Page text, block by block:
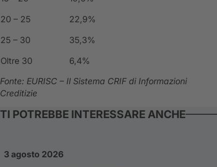
20 – 25 22,9%
25 – 30 35,3%
Oltre 30
6,4%
Fonte: EURISC – Il Sistema CRIF di Informazioni
Creditizie
TI POTREBBE INTERESSARE ANCHE
3 agosto 2026